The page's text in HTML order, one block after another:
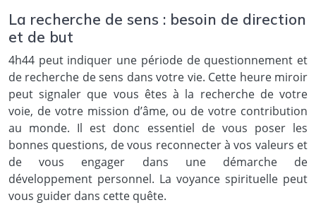
La recherche de sens : besoin de direction
et de but
4h44 peut indiquer une période de questionnement et
de recherche de sens dans votre vie. Cette heure miroir
peut signaler que vous êtes à la recherche de votre
voie, de votre mission d’âme, ou de votre contribution
au monde. Il est donc essentiel de vous poser les
bonnes questions, de vous reconnecter à vos valeurs et
de vous engager dans une démarche de
développement personnel. La voyance spirituelle peut
vous guider dans cette quête.